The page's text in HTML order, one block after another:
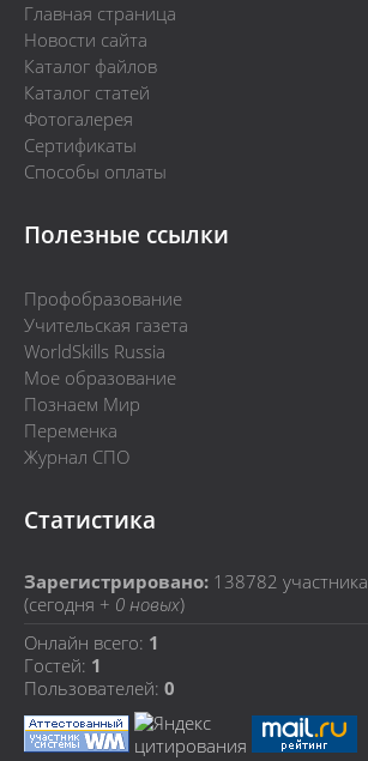
Главная страница
Новости сайта
Каталог файлов
Каталог статей
Фотогалерея
Сертификаты
Способы оплаты
Полезные ссылки
Профобразование
Учительская газета
WorldSkills Russia
Мое образование
Познаем Мир
Переменка
Журнал СПО
Статистика
Зарегистрировано: 138782 участника
(сегодня + 0 новых)
Онлайн всего: 1
Гостей: 1
Пользователей: 0